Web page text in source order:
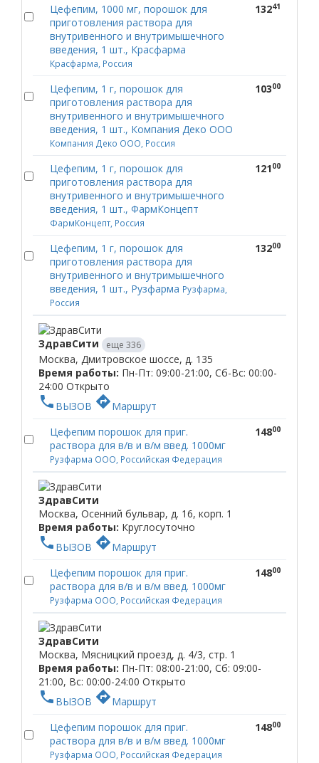
Цефепим, 1000 мг, порошок для
приготовления раствора для
внутривенного и внутримышечного
введения, 1 шт., Красфарма
Красфарма, Россия
13241
Цефепим, 1 г, порошок для
приготовления раствора для
внутривенного и внутримышечного
введения, 1 шт., Компания Деко ООО
Компания Деко ООО, Россия
10300
Цефепим, 1 г, порошок для
приготовления раствора для
внутривенного и внутримышечного
введения, 1 шт., ФармКонцепт
ФармКонцепт, Россия
12100
Цефепим, 1 г, порошок для
приготовления раствора для
внутривенного и внутримышечного
введения, 1 шт., Рузфарма Рузфарма,
Россия
13200
ЗдравСити еще 336
Москва, Дмитровское шоссе, д. 135
Время работы: Пн-Пт: 09:00-21:00, Сб-Вс: 00:00-
24:00 Открыто
phone ВЫЗОВ directionsМаршрут
Цефепим порошок для приг.
раствора для в/в и в/м введ. 1000мг
Рузфарма ООО, Российская Федерация
14800
ЗдравСити
Москва, Осенний бульвар, д. 16, корп. 1
Время работы: Круглосуточно
phone ВЫЗОВ directionsМаршрут
Цефепим порошок для приг.
раствора для в/в и в/м введ. 1000мг
Рузфарма ООО, Российская Федерация
14800
ЗдравСити
Москва, Мясницкий проезд, д. 4/3, стр. 1
Время работы: Пн-Пт: 08:00-21:00, Сб: 09:00-
21:00, Вс: 00:00-24:00 Открыто
phone ВЫЗОВ directionsМаршрут
Цефепим порошок для приг.
раствора для в/в и в/м введ. 1000мг
Рузфарма ООО, Российская Федерация
14800